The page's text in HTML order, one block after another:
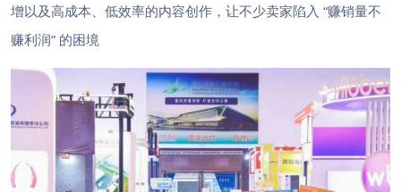
增以及高成本、低效率的内容创作，让不少卖家陷入 “赚销量不
赚利润” 的困境